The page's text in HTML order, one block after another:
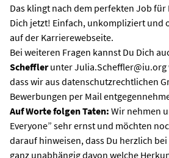
Das klingt nach dem perfekten Job für
Dich jetzt! Einfach, unkompliziert und
auf der Karrierewebseite.
Bei weiteren Fragen kannst Du Dich
Schefflerunter
dass wir aus datenschutzrechtlichen
Bewerbungen per Mail
Auf Worte folgen Taten: Wir nehmen
Everyone” sehr ernst und möchten
darauf hinweisen, dass Du herzlich
ganz unabhängig davon welche